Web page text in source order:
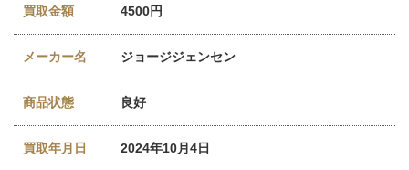
買取金額 4500円
メーカー名 ジョージジェンセン
商品状態 良好
買取年月日 2024年10月4日